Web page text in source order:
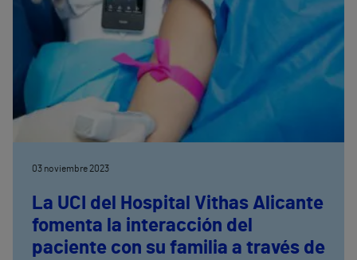
03 noviembre 2023
La UCI del Hospital Vithas Alicante
fomenta la interacción del
paciente con su familia a través de